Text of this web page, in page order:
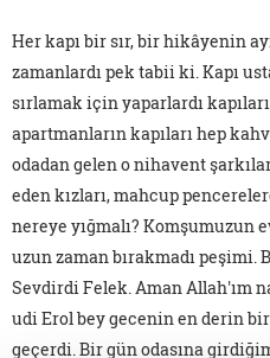
Her kapı bir sır, bir hikâyenin
zamanlardı pek tabii ki. Kapı
sırlamak için yaparlardı
apartmanların kapıları hep
odadan gelen o nihavent
eden kızları, mahcup
nereye yığmalı? Komşumuzun
uzun zaman bırakmadı peşimi.
Sevdirdi Felek. Aman Allah'ım
udi Erol bey gecenin en derin
geçerdi. Bir gün odasına